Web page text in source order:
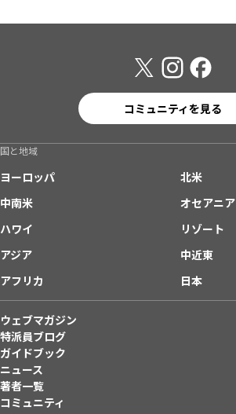
コミュニティを見る
国と地域
ヨーロッパ
北米
中南米
オセアニア
ハワイ
リゾート
アジア
中近東
アフリカ
日本
ウェブマガジン
特派員ブログ
ガイドブック
ニュース
著者一覧
コミュニティ